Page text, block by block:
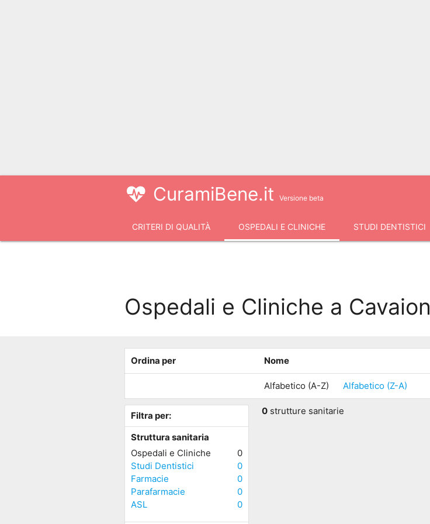
CuramiBene.it Versione beta
CRITERI DI QUALITÀ OSPEDALI E CLINICHE STUDI DENTISTICI
Ospedali e Cliniche a Cavaion
Ordina per Nome
Alfabetico (A-Z) Alfabetico (Z-A)
Filtra per:
Struttura sanitaria
Ospedali e Cliniche
0
Studi Dentistici
0
Farmacie
0
Parafarmacie
0
ASL
0
0 strutture sanitarie